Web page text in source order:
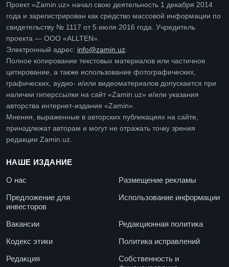
Проект «Zamin.uz» начал свою деятельность 1 декабря 2014
года и зарегистрирован как средство массовой информации по
свидетельству № 1117 от 5 июля 2016 года. Учредитель
проекта — ООО «ALLTEN».
Электронный адрес: info@zamin.uz
Полное копирование текстовых материалов или частичное
цитирование, а также использование фотографических,
графических, аудио- и/или видеоматериалов допускается при
наличии гиперссылки на сайт «Zamin.uz» и/или указания
авторства интернет-издания «Zamin».
Мнения, выраженные в авторских публикациях на сайте,
принадлежат авторам и могут не отражать точку зрения
редакции Zamin.uz.
НАШЕ ИЗДАНИЕ
О нас
Размещение рекламы
Предложение для
инвесторов
Использование информации
Вакансии
Редакционная политика
Кодекс этики
Политика исправлений
Редакция
Собственность и